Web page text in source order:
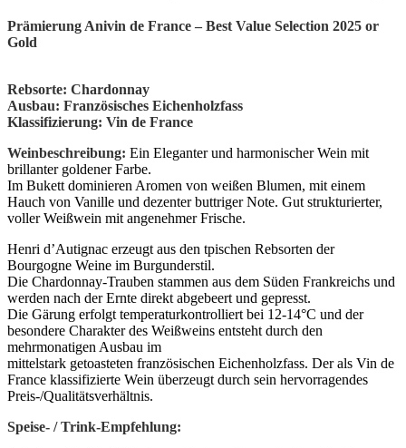
Prämierung Anivin de France – Best Value Selection 2025 or
Gold
Rebsorte: Chardonnay
Ausbau: Französisches Eichenholzfass
Klassifizierung: Vin de France
Weinbeschreibung: Ein Eleganter und harmonischer Wein mit
brillanter goldener Farbe.
Im Bukett dominieren Aromen von weißen Blumen, mit einem
Hauch von Vanille und dezenter buttriger Note. Gut strukturierter,
voller Weißwein mit angenehmer Frische.
Henri d’Autignac erzeugt aus den tpischen Rebsorten der
Bourgogne Weine im Burgunderstil.
Die Chardonnay-Trauben stammen aus dem Süden Frankreichs und
werden nach der Ernte direkt abgebeert und gepresst.
Die Gärung erfolgt temperaturkontrolliert bei 12-14°C und der
besondere Charakter des Weißweins entsteht durch den
mehrmonatigen Ausbau im
mittelstark getoasteten französischen Eichenholzfass. Der als Vin de
France klassifizierte Wein überzeugt durch sein hervorragendes
Preis-/Qualitätsverhältnis.
Speise- / Trink-Empfehlung: